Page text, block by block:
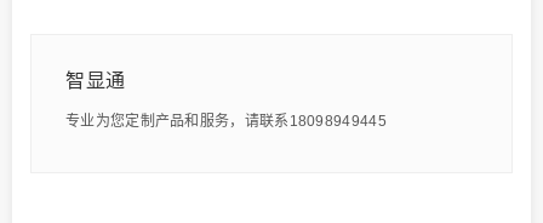
智显通
专业为您定制产品和服务，请联系18098949445